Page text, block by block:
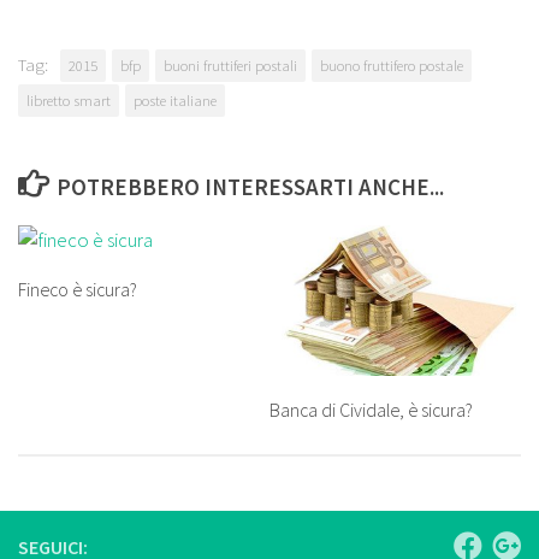
Tag: 2015 bfp buoni fruttiferi postali
buono fruttifero postale
libretto smart
poste italiane
POTREBBERO INTERESSARTI ANCHE...
Fineco è sicura?
Banca di Cividale, è sicura?
SEGUICI: